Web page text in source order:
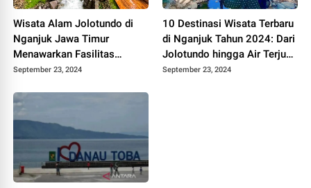
Wisata Alam Jolotundo di
Nganjuk Jawa Timur
Menawarkan Fasilitas
Menarik, Coba Yuk!
September 23, 2024
10 Destinasi Wisata Terbaru
di Nganjuk Tahun 2024: Dari
Jolotundo hingga Air Terjun
Roro Kuning
September 23, 2024